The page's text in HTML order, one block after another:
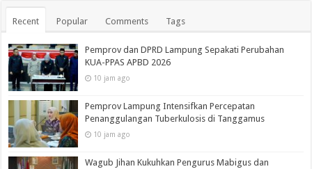
Recent Popular Comments Tags
Pemprov dan DPRD Lampung Sepakati Perubahan
KUA-PPAS APBD 2026
10 jam ago
Pemprov Lampung Intensifkan Percepatan
Penanggulangan Tuberkulosis di Tanggamus
10 jam ago
Wagub Jihan Kukuhkan Pengurus Mabigus dan